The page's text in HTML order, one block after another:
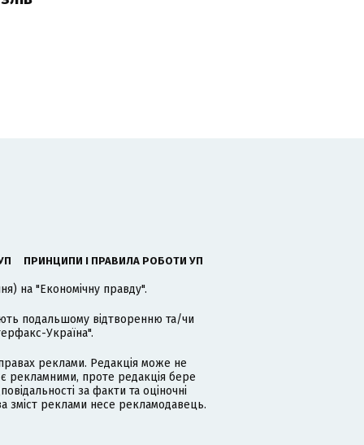
ПРИНЦИПИ І ПРАВИЛА РОБОТИ УП
на "Економічну правду".
подальшому відтворенню та/чи
Україна".
реклами. Редакція може не
рекламними, проте редакція бере
за факти та оціночні
зміст реклами несе рекламодавець.